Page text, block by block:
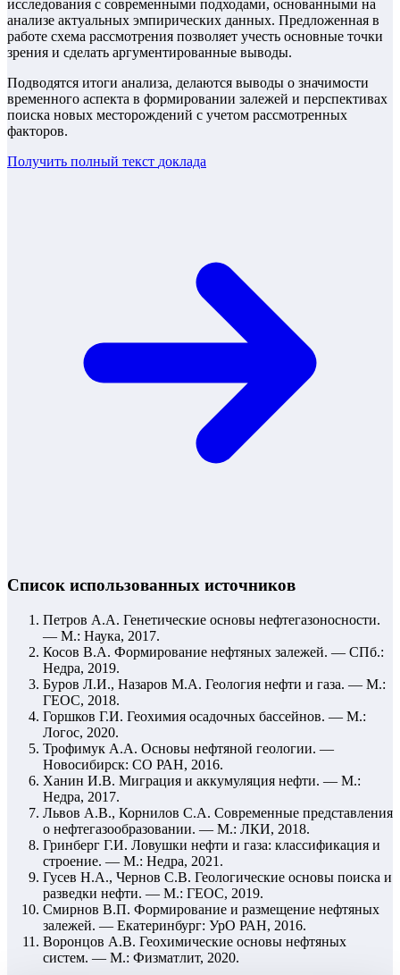
исследования с современными подходами, основанными на
анализе актуальных эмпирических данных. Предложенная в
работе схема рассмотрения позволяет учесть основные точки
зрения и сделать аргументированные выводы.
Подводятся итоги анализа, делаются выводы о значимости
временного аспекта в формировании залежей и перспективах
поиска новых месторождений с учетом рассмотренных
факторов.
Получить полный текст доклада
Список использованных источников
Петров А.А. Генетические основы нефтегазоносности.
— М.: Наука, 2017.
Косов В.А. Формирование нефтяных залежей. — СПб.:
Недра, 2019.
Буров Л.И., Назаров М.А. Геология нефти и газа. — М.:
ГЕОС, 2018.
Горшков Г.И. Геохимия осадочных бассейнов. — М.:
Логос, 2020.
Трофимук А.А. Основы нефтяной геологии. —
Новосибирск: СО РАН, 2016.
Ханин И.В. Миграция и аккумуляция нефти. — М.:
Недра, 2017.
Львов А.В., Корнилов С.А. Современные представления
о нефтегазообразовании. — М.: ЛКИ, 2018.
Гринберг Г.И. Ловушки нефти и газа: классификация и
строение. — М.: Недра, 2021.
Гусев Н.А., Чернов С.В. Геологические основы поиска и
разведки нефти. — М.: ГЕОС, 2019.
Смирнов В.П. Формирование и размещение нефтяных
залежей. — Екатеринбург: УрО РАН, 2016.
Воронцов А.В. Геохимические основы нефтяных
систем. — М.: Физматлит, 2020.